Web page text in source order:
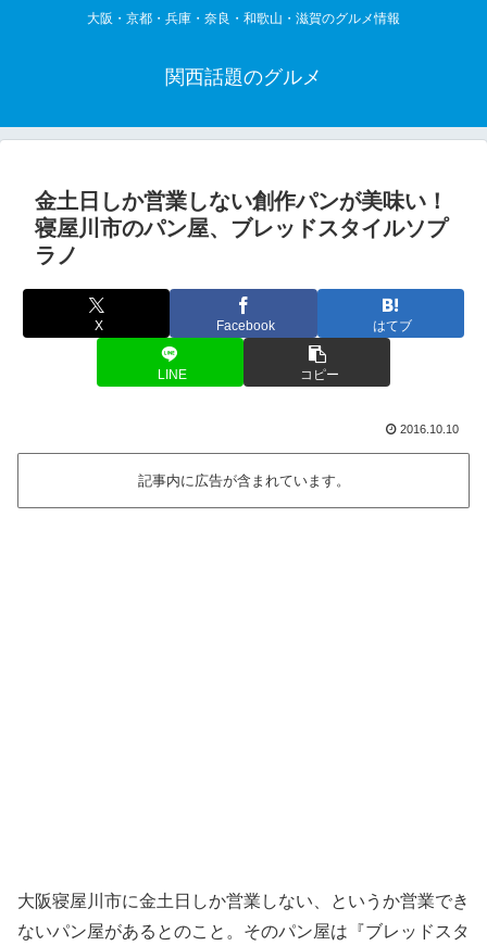
大阪・京都・兵庫・奈良・和歌山・滋賀のグルメ情報
関西話題のグルメ
金土日しか営業しない創作パンが美味い！
寝屋川市のパン屋、ブレッドスタイルソプ
ラノ
X Facebook はてブ
LINE コピー
2016.10.10
記事内に広告が含まれています。
大阪寝屋川市に金土日しか営業しない、というか営業でき
ないパン屋があるとのこと。そのパン屋は『ブレッドスタ